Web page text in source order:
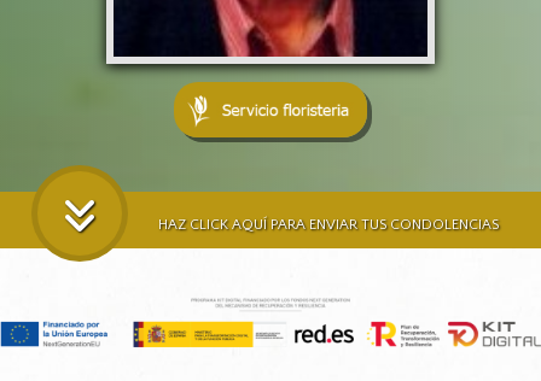
HAZ CLICK AQUÍ PARA ENVIAR TUS CONDOLENCIAS